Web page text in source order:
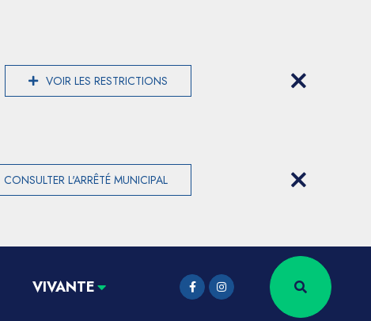
VOIR LES RESTRICTIONS
CONSULTER L'ARRÊTÉ MUNICIPAL
VIVANTE